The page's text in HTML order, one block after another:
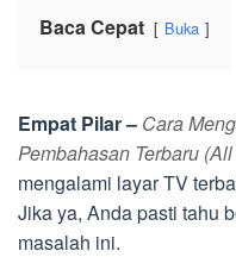
Baca Cepat Buka
Empat Pilar – Cara
Pembahasan Terbaru
mengalami layar TV
Jika ya, Anda pasti tahu
masalah ini.